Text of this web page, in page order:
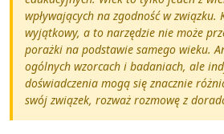
wpływających na zgodność w związku.
wyjątkowy, a to narzędzie nie może
porażki na podstawie samego wieku.
ogólnych wzorcach i badaniach, ale
doświadczenia mogą się znacznie
swój związek, rozważ rozmowę z